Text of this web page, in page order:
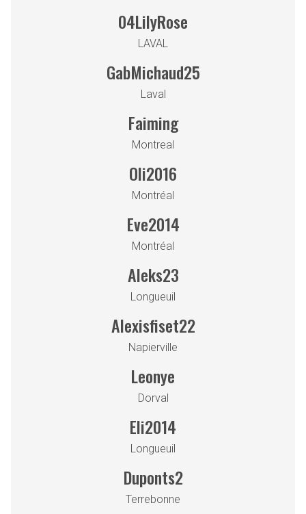
04LilyRose
LAVAL
GabMichaud25
Laval
Faiming
Montreal
Oli2016
Montréal
Eve2014
Montréal
Aleks23
Longueuil
Alexisfiset22
Napierville
Leonye
Dorval
Eli2014
Longueuil
Duponts2
Terrebonne